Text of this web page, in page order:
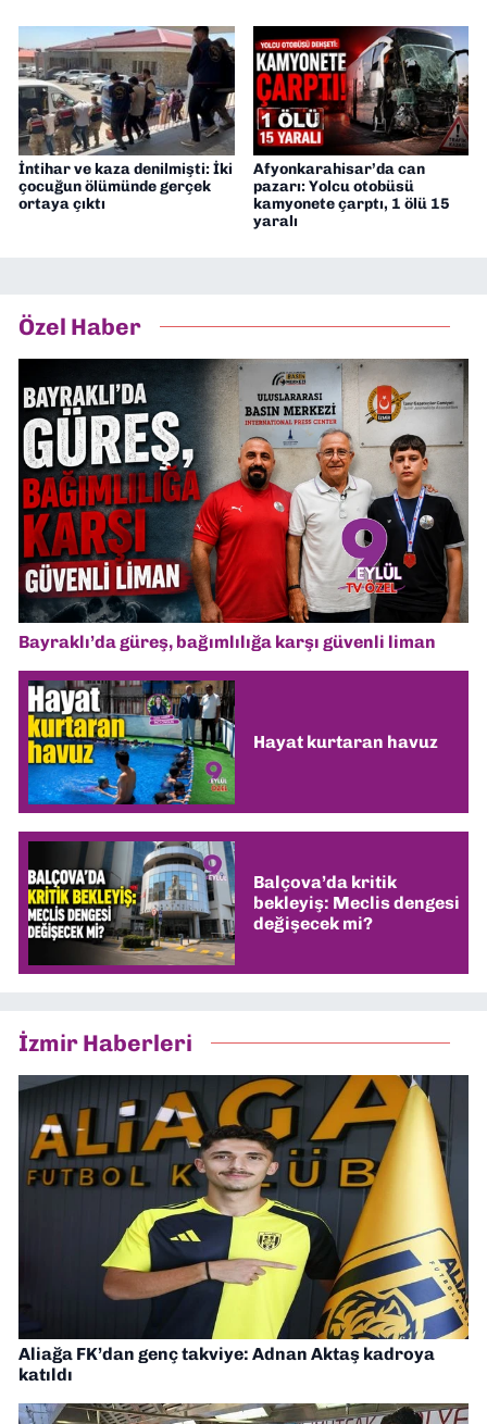
İntihar ve kaza denilmişti: İki
çocuğun ölümünde gerçek
ortaya çıktı
Afyonkarahisar’da can
pazarı: Yolcu otobüsü
kamyonete çarptı, 1 ölü 15
yaralı
Özel Haber
Bayraklı’da güreş, bağımlılığa karşı güvenli liman
Hayat kurtaran havuz
Balçova’da kritik
bekleyiş: Meclis dengesi
değişecek mi?
İzmir Haberleri
Aliağa FK’dan genç takviye: Adnan Aktaş kadroya
katıldı